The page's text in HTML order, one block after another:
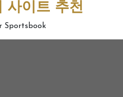
사이트 추천
Sportsbook